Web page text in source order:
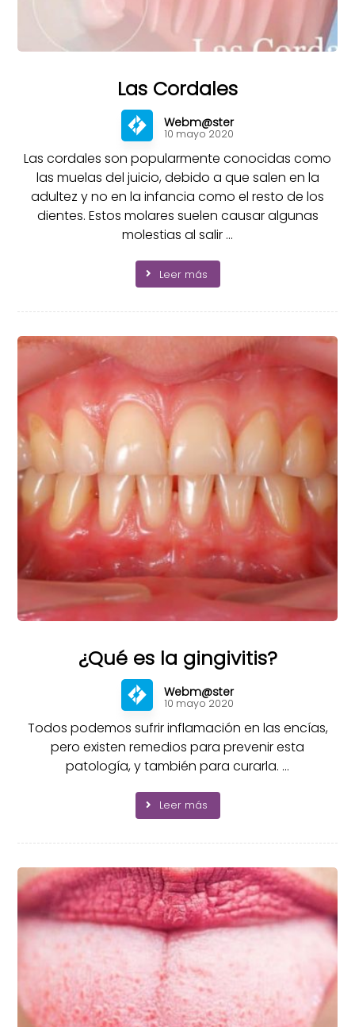
Las Cordales
Webm@ster
10 mayo 2020
Las cordales son popularmente conocidas como
las muelas del juicio, debido a que salen en la
adultez y no en la infancia como el resto de los
dientes. Estos molares suelen causar algunas
molestias al salir ...
Leer más
¿Qué es la gingivitis?
Webm@ster
10 mayo 2020
Todos podemos sufrir inflamación en las encías,
pero existen remedios para prevenir esta
patología, y también para curarla. ...
Leer más